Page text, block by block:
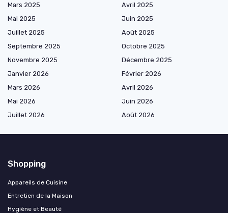
Mars 2025
Avril 2025
Mai 2025
Juin 2025
Juillet 2025
Août 2025
Septembre 2025
Octobre 2025
Novembre 2025
Décembre 2025
Janvier 2026
Février 2026
Mars 2026
Avril 2026
Mai 2026
Juin 2026
Juillet 2026
Août 2026
Shopping
Appareils de Cuisine
Entretien de la Maison
Hygiène et Beauté